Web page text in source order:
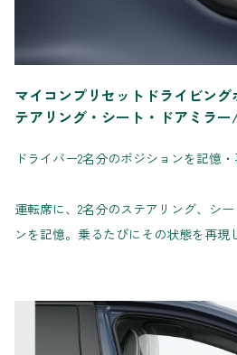
マイコンプリセットドライビン
テアリング・シート・ドアミラー
ドライバー2名分のポジションを記憶・
運転席に、2名分のステアリング、シ
ンを記憶。乗るたびにその状態を再現